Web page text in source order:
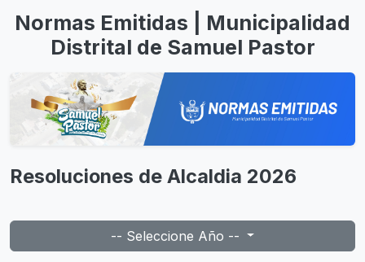
Normas Emitidas | Municipalidad
Distrital de Samuel Pastor
Resoluciones de Alcaldia 2026
-- Seleccione Año --